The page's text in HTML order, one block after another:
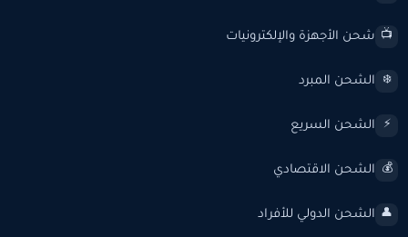
📺 شحن الأجهزة والإلكترونيات
❄️ الشحن المبرد
⚡ الشحن السريع
💰 الشحن الاقتصادي
👤 الشحن الدولي للأفراد